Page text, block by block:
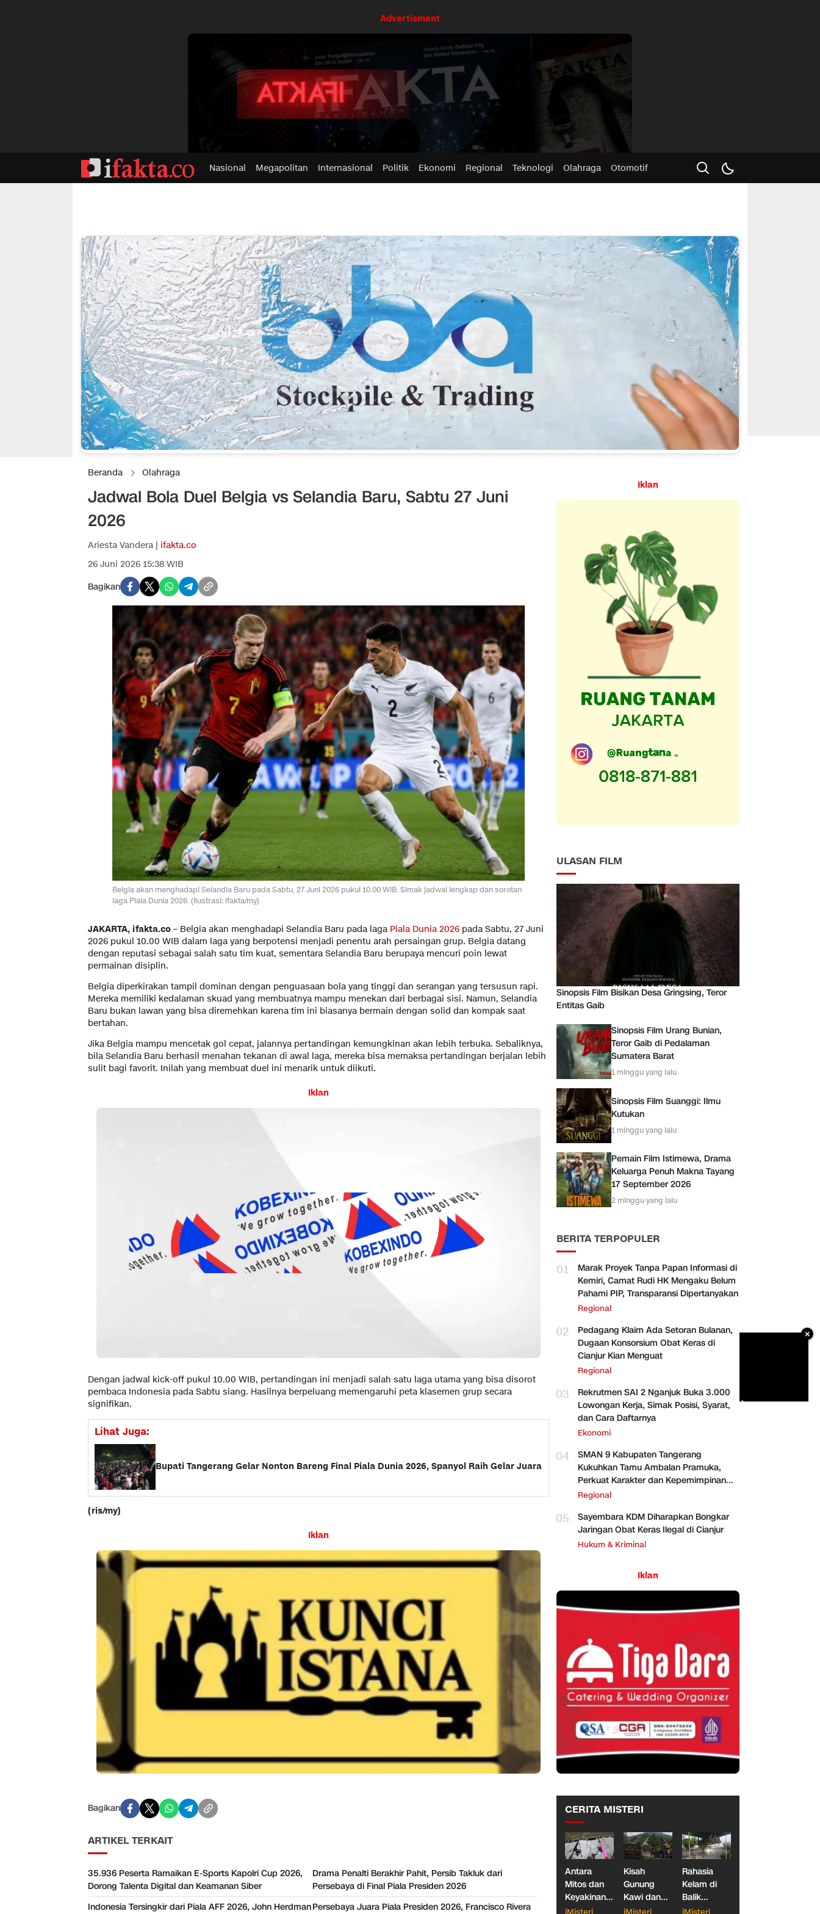
Advertisment
Nasional Megapolitan Internasional Politik Ekonomi Regional Teknologi Olahraga Otomotif
Beranda Olahraga
Jadwal Bola Duel Belgia vs Selandia Baru, Sabtu 27 Juni
2026
Ariesta Vandera | ifakta.co
26 Juni 2026 15:38 WIB
Bagikan
Belgia akan menghadapi Selandia Baru pada Sabtu, 27 Juni 2026 pukul 10.00 WIB. Simak jadwal lengkap dan sorotan
laga Piala Dunia 2026. (Ilustrasi: ifakta/my)
JAKARTA, ifakta.co – Belgia akan menghadapi Selandia Baru pada laga Piala Dunia 2026 pada Sabtu, 27 Juni
2026 pukul 10.00 WIB dalam laga yang berpotensi menjadi penentu arah persaingan grup. Belgia datang
dengan reputasi sebagai salah satu tim kuat, sementara Selandia Baru berupaya mencuri poin lewat
permainan disiplin.
Belgia diperkirakan tampil dominan dengan penguasaan bola yang tinggi dan serangan yang tersusun rapi.
Mereka memiliki kedalaman skuad yang membuatnya mampu menekan dari berbagai sisi. Namun, Selandia
Baru bukan lawan yang bisa diremehkan karena tim ini biasanya bermain dengan solid dan kompak saat
bertahan.
Jika Belgia mampu mencetak gol cepat, jalannya pertandingan kemungkinan akan lebih terbuka. Sebaliknya,
bila Selandia Baru berhasil menahan tekanan di awal laga, mereka bisa memaksa pertandingan berjalan lebih
sulit bagi favorit. Inilah yang membuat duel ini menarik untuk diikuti.
Iklan
Dengan jadwal kick-off pukul 10.00 WIB, pertandingan ini menjadi salah satu laga utama yang bisa disorot
pembaca Indonesia pada Sabtu siang. Hasilnya berpeluang memengaruhi peta klasemen grup secara
signifikan.
Lihat Juga:
Bupati Tangerang Gelar Nonton Bareng Final Piala Dunia 2026, Spanyol Raih Gelar Juara
(ris/my)
Iklan
Bagikan
ARTIKEL TERKAIT
35.936 Peserta Ramaikan E-Sports Kapolri Cup 2026,
Dorong Talenta Digital dan Keamanan Siber
Drama Penalti Berakhir Pahit, Persib Takluk dari
Persebaya di Final Piala Presiden 2026
Indonesia Tersingkir dari Piala AFF 2026, John HerdmanPersebaya Juara Piala Presiden 2026, Francisco Rivera
Iklan
ULASAN FILM
Sinopsis Film Bisikan Desa Gringsing, Teror
Entitas Gaib
Sinopsis Film Urang Bunian,
Teror Gaib di Pedalaman
Sumatera Barat
1 minggu yang lalu
Sinopsis Film Suanggi: Ilmu
Kutukan
1 minggu yang lalu
Pemain Film Istimewa, Drama
Keluarga Penuh Makna Tayang
17 September 2026
2 minggu yang lalu
BERITA TERPOPULER
01
Marak Proyek Tanpa Papan Informasi di
Kemiri, Camat Rudi HK Mengaku Belum
Pahami PIP, Transparansi Dipertanyakan
Regional
02
Pedagang Klaim Ada Setoran Bulanan,
Dugaan Konsorsium Obat Keras di
Cianjur Kian Menguat
Regional
03
Rekrutmen SAI 2 Nganjuk Buka 3.000
Lowongan Kerja, Simak Posisi, Syarat,
dan Cara Daftarnya
Ekonomi
04
SMAN 9 Kabupaten Tangerang
Kukuhkan Tamu Ambalan Pramuka,
Perkuat Karakter dan Kepemimpinan
Siswa
Regional
05
Sayembara KDM Diharapkan Bongkar
Jaringan Obat Keras Ilegal di Cianjur
Hukum & Kriminal
Iklan
CERITA MISTERI
Antara
Mitos dan
Keyakinan,
Ketika
Kisah
Gunung
Kawi dan
Dua
Rahasia
Kelam di
Balik
Makam
×